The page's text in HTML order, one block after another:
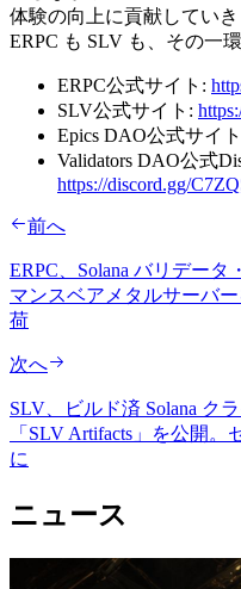
体験の向上に貢献していき
ERPC も SLV も、その一
ERPC公式サイト:
SLV公式サイト:
Epics DAO公式サイ
Validators DAO公式
https://discord.gg/
前へ
ERPC、Solana バリデー
マンスベアメタルサーバ
荷
次へ
SLV、ビルド済 Solana ク
「SLV Artifacts」を公開
に
ニュース